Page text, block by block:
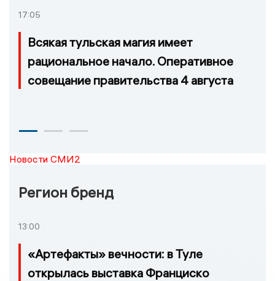
17:05
Всякая тульская магия имеет
рациональное начало. Оперативное
совещание правительства 4 августа
Новости СМИ2
Регион бренд
13:00
«Артефакты» вечности: в Туле
открылась выставка Франциско